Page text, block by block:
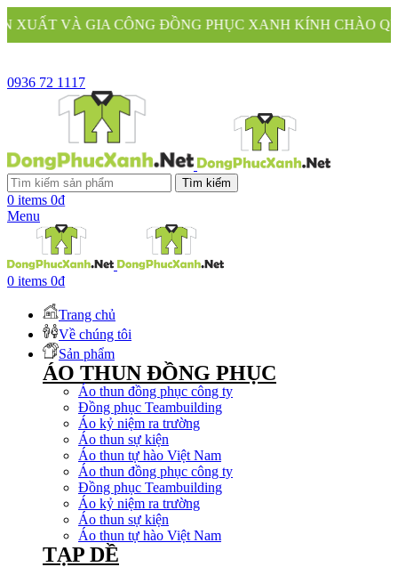
CÔNG ĐỒNG PHỤC XANH KÍNH CHÀO QUÝ KHÁCH
0936 72 1117
Tìm kiếm
0 items 0₫
Menu
0 items 0₫
Trang chủ
Về chúng tôi
Sản phẩm
ÁO THUN ĐỒNG PHỤC
Áo thun đồng phục công ty
Đồng phục Teambuilding
Áo kỷ niệm ra trường
Áo thun sự kiện
Áo thun tự hào Việt Nam
Áo thun đồng phục công ty
Đồng phục Teambuilding
Áo kỷ niệm ra trường
Áo thun sự kiện
Áo thun tự hào Việt Nam
TẠP DỀ